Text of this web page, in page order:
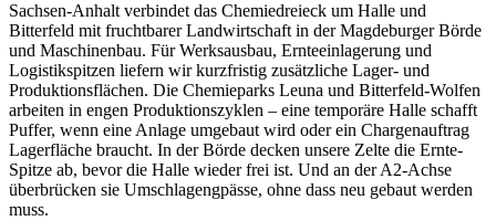
Sachsen-Anhalt verbindet das Chemiedreieck um Halle und
Bitterfeld mit fruchtbarer Landwirtschaft in der Magdeburger Börde
und Maschinenbau. Für Werksausbau, Ernteeinlagerung und
Logistikspitzen liefern wir kurzfristig zusätzliche Lager- und
Produktionsflächen. Die Chemieparks Leuna und Bitterfeld-Wolfen
arbeiten in engen Produktionszyklen – eine temporäre Halle schafft
Puffer, wenn eine Anlage umgebaut wird oder ein Chargenauftrag
Lagerfläche braucht. In der Börde decken unsere Zelte die Ernte-
Spitze ab, bevor die Halle wieder frei ist. Und an der A2-Achse
überbrücken sie Umschlagengpässe, ohne dass neu gebaut werden
muss.